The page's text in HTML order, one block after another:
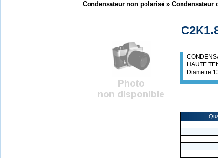
Condensateur non polarisé » Condensateur
HAUTE
Diametre